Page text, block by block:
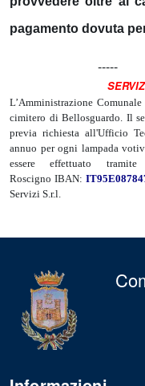
pagamento dovuta
-----
L’Amministrazione
cimitero di Bellosguardo. Il
previa richiesta all'Ufficio
annuo per ogni lampada
essere effettuato
Roscigno IBAN:
Servizi S.r.l.